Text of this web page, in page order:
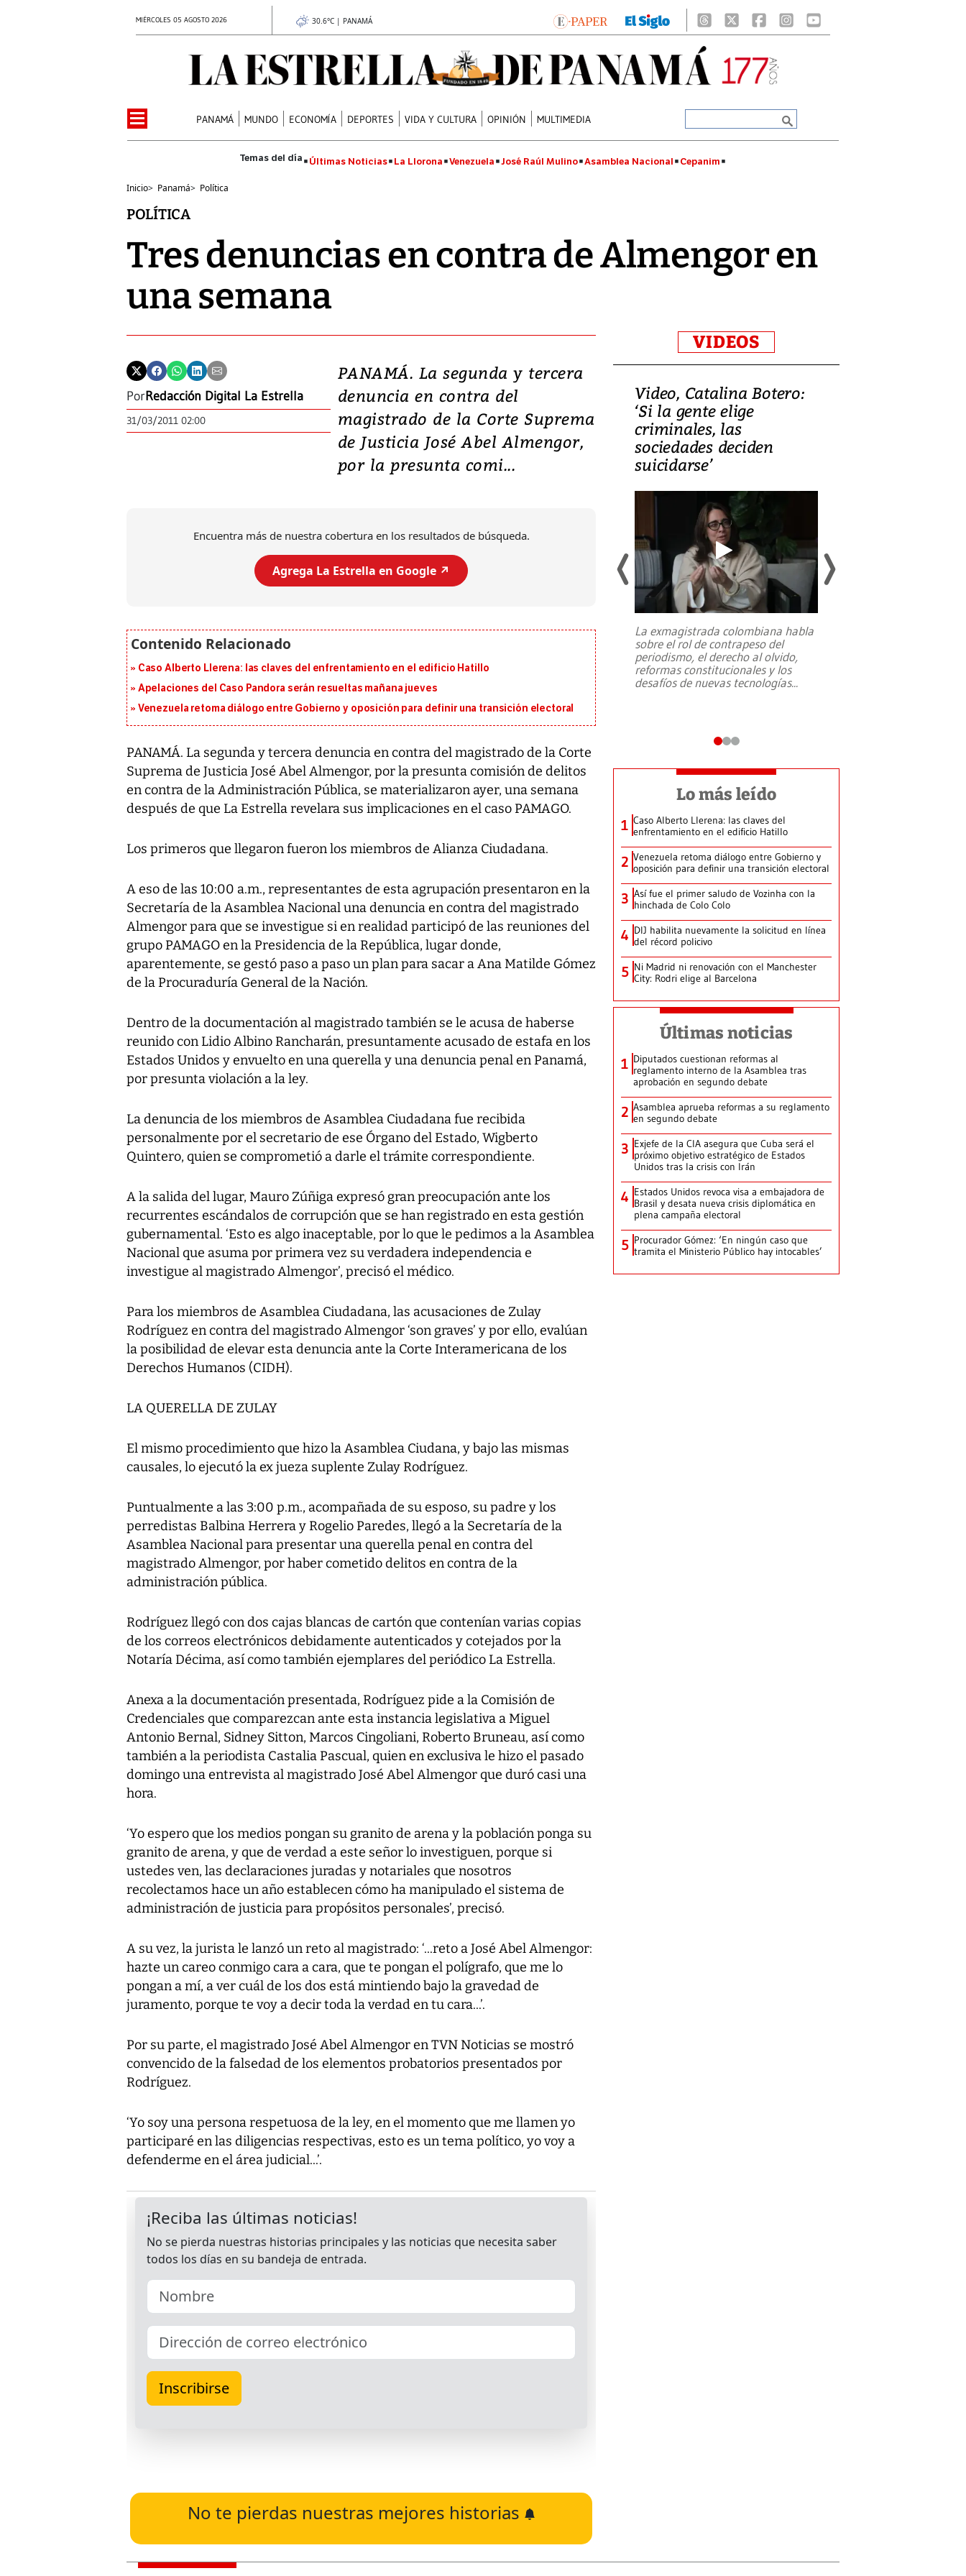
MIÉRCOLES 05 AGOSTO 2026 30.6°C | PANAMÁ
PANAMÁ MUNDO ECONOMÍA DEPORTES VIDA Y CULTURA OPINIÓN MULTIMEDIA
Últimas Noticias La Llorona Venezuela José Raúl Mulino Asamblea Nacional Cepanim
Inicio> Panamá> Política
POLÍTICA
Tres denuncias en contra de Almengor en
una semana
PorRedacción Digital La Estrella
31/03/2011 02:00
PANAMÁ. La segunda y tercera
denuncia en contra del
magistrado de la Corte Suprema
de Justicia José Abel Almengor,
por la presunta comi...
Encuentra más de nuestra cobertura en los resultados de búsqueda.
Agrega La Estrella en Google ↗️
Caso Alberto Llerena: las claves del enfrentamiento en el edificio Hatillo
Apelaciones del Caso Pandora serán resueltas mañana jueves
Venezuela retoma diálogo entre Gobierno y oposición para definir una transición electoral
PANAMÁ. La segunda y tercera denuncia en contra del magistrado de la Corte
Suprema de Justicia José Abel Almengor, por la presunta comisión de delitos
en contra de la Administración Pública, se materializaron ayer, una semana
después de que La Estrella revelara sus implicaciones en el caso PAMAGO.
Los primeros que llegaron fueron los miembros de Alianza Ciudadana.
A eso de las 10:00 a.m., representantes de esta agrupación presentaron en la
Secretaría de la Asamblea Nacional una denuncia en contra del magistrado
Almengor para que se investigue si en realidad participó de las reuniones del
grupo PAMAGO en la Presidencia de la República, lugar donde,
aparentemente, se gestó paso a paso un plan para sacar a Ana Matilde Gómez
de la Procuraduría General de la Nación.
Dentro de la documentación al magistrado también se le acusa de haberse
reunido con Lidio Albino Rancharán, presuntamente acusado de estafa en los
Estados Unidos y envuelto en una querella y una denuncia penal en Panamá,
por presunta violación a la ley.
La denuncia de los miembros de Asamblea Ciudadana fue recibida
personalmente por el secretario de ese Órgano del Estado, Wigberto
Quintero, quien se comprometió a darle el trámite correspondiente.
A la salida del lugar, Mauro Zúñiga expresó gran preocupación ante los
recurrentes escándalos de corrupción que se han registrado en esta gestión
gubernamental. ‘Esto es algo inaceptable, por lo que le pedimos a la Asamblea
Nacional que asuma por primera vez su verdadera independencia e
investigue al magistrado Almengor’, precisó el médico.
Para los miembros de Asamblea Ciudadana, las acusaciones de Zulay
Rodríguez en contra del magistrado Almengor ‘son graves’ y por ello, evalúan
la posibilidad de elevar esta denuncia ante la Corte Interamericana de los
Derechos Humanos (CIDH).
LA QUERELLA DE ZULAY
El mismo procedimiento que hizo la Asamblea Ciudana, y bajo las mismas
causales, lo ejecutó la ex jueza suplente Zulay Rodríguez.
Puntualmente a las 3:00 p.m., acompañada de su esposo, su padre y los
perredistas Balbina Herrera y Rogelio Paredes, llegó a la Secretaría de la
Asamblea Nacional para presentar una querella penal en contra del
magistrado Almengor, por haber cometido delitos en contra de la
administración pública.
Rodríguez llegó con dos cajas blancas de cartón que contenían varias copias
de los correos electrónicos debidamente autenticados y cotejados por la
Notaría Décima, así como también ejemplares del periódico La Estrella.
Anexa a la documentación presentada, Rodríguez pide a la Comisión de
Credenciales que comparezcan ante esta instancia legislativa a Miguel
Antonio Bernal, Sidney Sitton, Marcos Cingoliani, Roberto Bruneau, así como
también a la periodista Castalia Pascual, quien en exclusiva le hizo el pasado
domingo una entrevista al magistrado José Abel Almengor que duró casi una
hora.
‘Yo espero que los medios pongan su granito de arena y la población ponga su
granito de arena, y que de verdad a este señor lo investiguen, porque si
ustedes ven, las declaraciones juradas y notariales que nosotros
recolectamos hace un año establecen cómo ha manipulado el sistema de
administración de justicia para propósitos personales’, precisó.
A su vez, la jurista le lanzó un reto al magistrado: ‘...reto a José Abel Almengor:
hazte un careo conmigo cara a cara, que te pongan el polígrafo, que me lo
pongan a mí, a ver cuál de los dos está mintiendo bajo la gravedad de
juramento, porque te voy a decir toda la verdad en tu cara...’.
Por su parte, el magistrado José Abel Almengor en TVN Noticias se mostró
convencido de la falsedad de los elementos probatorios presentados por
Rodríguez.
‘Yo soy una persona respetuosa de la ley, en el momento que me llamen yo
participaré en las diligencias respectivas, esto es un tema político, yo voy a
defenderme en el área judicial...’.
No te pierdas nuestras mejores historias
VIDEOS
Video, Japón: Terremoto
deja heridos y graves
daños en Kumamoto
al sur de Japón, provocando una
Video, Catalina Botero:
‘Si la gente elige
criminales, las
sociedades deciden
suicidarse’
La exmagistrada colombiana habla
sobre el rol de contrapeso del
periodismo, el derecho al olvido,
reformas constitucionales y los
desafíos de nuevas tecnologías...
Lo más leído
1 Caso Alberto Llerena: las claves del
enfrentamiento en el edificio Hatillo
2 Venezuela retoma diálogo entre Gobierno y
oposición para definir una transición electoral
3 Así fue el primer saludo de Vozinha con la
hinchada de Colo Colo
4 DIJ habilita nuevamente la solicitud en línea
del récord policivo
5 Ni Madrid ni renovación con el Manchester
City: Rodri elige al Barcelona
Últimas noticias
1 Diputados cuestionan reformas al
reglamento interno de la Asamblea tras
aprobación en segundo debate
2 Asamblea aprueba reformas a su reglamento
en segundo debate
3 Exjefe de la CIA asegura que Cuba será el
próximo objetivo estratégico de Estados
Unidos tras la crisis con Irán
4 Estados Unidos revoca visa a embajadora de
Brasil y desata nueva crisis diplomática en
plena campaña electoral
5 Procurador Gómez: ‘En ningún caso que
tramita el Ministerio Público hay intocables’